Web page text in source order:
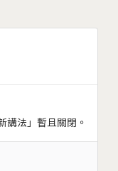
講法」暫且關閉。